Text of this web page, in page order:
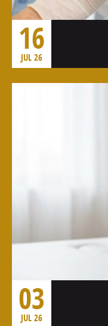
16
JUL 26
03
JUL 26